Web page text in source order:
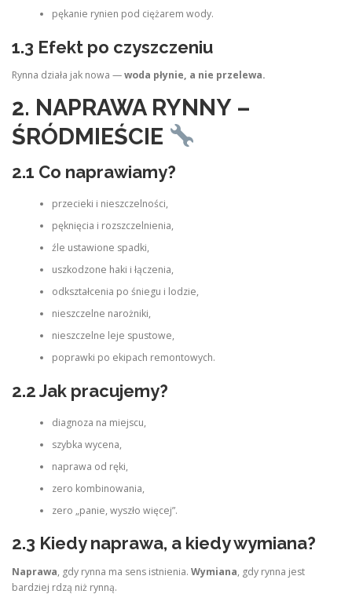
pękanie rynien pod ciężarem wody.
1.3 Efekt po czyszczeniu
Rynna działa jak nowa —woda płynie, a nie przelewa.
2. NAPRAWA RYNNY –
ŚRÓDMIEŚCIE
2.1 Co naprawiamy?
przecieki i nieszczelności,
pęknięcia i rozszczelnienia,
źle ustawione spadki,
uszkodzone haki i łączenia,
odkształcenia po śniegu i lodzie,
nieszczelne narożniki,
nieszczelne leje spustowe,
poprawki po ekipach remontowych.
2.2 Jak pracujemy?
diagnoza na miejscu,
szybka wycena,
naprawa od ręki,
zero kombinowania,
zero „panie, wyszło więcej”.
2.3 Kiedy naprawa, a kiedy wymiana?
Naprawa, gdy rynna ma sens istnienia. Wymiana, gdy rynna jest
bardziej rdzą niż rynną.